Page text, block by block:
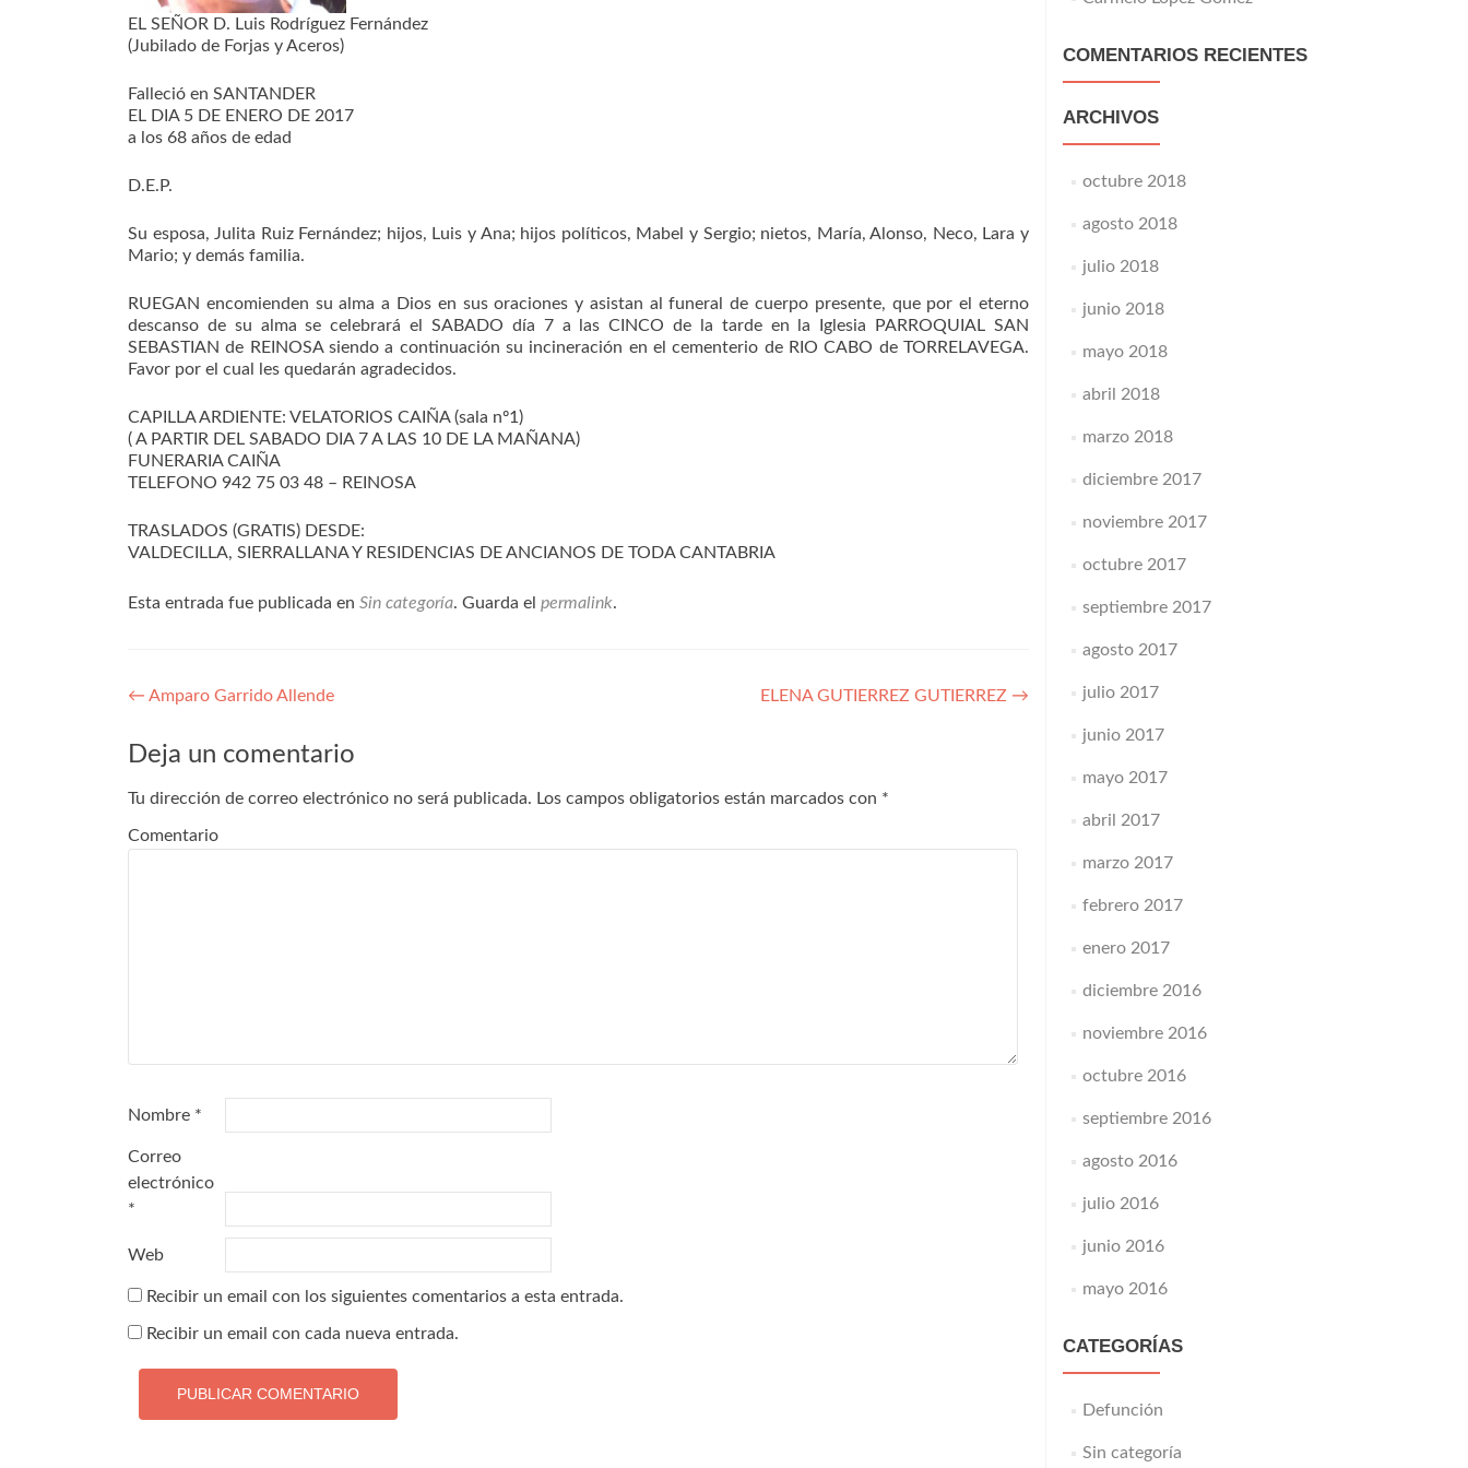
EL SEÑOR D. Luis Rodríguez Fernández
(Jubilado de Forjas y Aceros)
Falleció en SANTANDER
EL DIA 5 DE ENERO DE 2017
a los 68 años de edad
D.E.P.
Su esposa, Julita Ruiz Fernández; hijos, Luis y Ana; hijos políticos, Mabel y Sergio; nietos, María, Alonso, Neco, Lara y
Mario; y demás familia.
RUEGAN encomienden su alma a Dios en sus oraciones y asistan al funeral de cuerpo presente, que por el eterno
descanso de su alma se celebrará el SABADO día 7 a las CINCO de la tarde en la Iglesia PARROQUIAL SAN
SEBASTIAN de REINOSA siendo a continuación su incineración en el cementerio de RIO CABO de TORRELAVEGA.
Favor por el cual les quedarán agradecidos.
CAPILLA ARDIENTE: VELATORIOS CAIÑA (sala nº1)
( A PARTIR DEL SABADO DIA 7 A LAS 10 DE LA MAÑANA)
FUNERARIA CAIÑA
TELEFONO 942 75 03 48 – REINOSA
TRASLADOS (GRATIS) DESDE:
VALDECILLA, SIERRALLANA Y RESIDENCIAS DE ANCIANOS DE TODA CANTABRIA
Esta entrada fue publicada en Sin categoría. Guarda el permalink.
Navegación
de
entradas
← Amparo Garrido Allende ELENA GUTIERREZ GUTIERREZ →
Deja un comentario
Tu dirección de correo electrónico no será publicada. Los campos obligatorios están marcados con *
Comentario
Nombre *
Correo
electrónico
*
Web
Recibir un email con los siguientes comentarios a esta entrada.
Recibir un email con cada nueva entrada.
COMENTARIOS RECIENTES
ARCHIVOS
octubre 2018
agosto 2018
julio 2018
junio 2018
mayo 2018
abril 2018
marzo 2018
diciembre 2017
noviembre 2017
octubre 2017
septiembre 2017
agosto 2017
julio 2017
junio 2017
mayo 2017
abril 2017
marzo 2017
febrero 2017
enero 2017
diciembre 2016
noviembre 2016
octubre 2016
septiembre 2016
agosto 2016
julio 2016
junio 2016
mayo 2016
CATEGORÍAS
Defunción
Sin categoría